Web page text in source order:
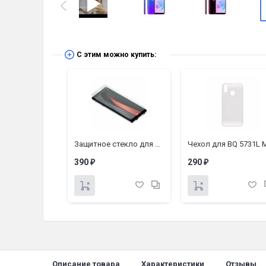
С этим можно купить:
390 ₽ 290 ₽
Описание товара Характеристики Отзывы